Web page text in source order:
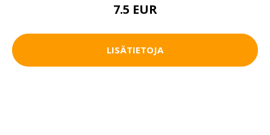
7.5 EUR
LISÄTIETOJA